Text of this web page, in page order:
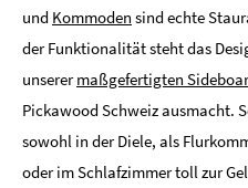
und Kommoden sind echte
der Funktionalität steht das
unserermaßgefertigten
Pickawood Schweiz ausmacht.
sowohl in der Diele, als
oder im Schlafzimmer toll zur